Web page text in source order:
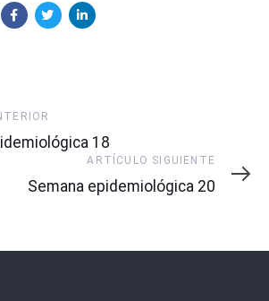
18
Siguiente
ARTÍCULO SIGUIENTE
Semana epidemiológica 20